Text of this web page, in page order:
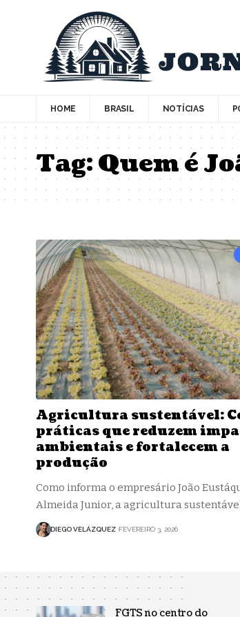
HOME BRASIL NOTÍCIAS
Tag:Quem é
Agricultura sustentável:
práticas que reduzem
ambientais e fortalecem a
produção
Como informa o empresário João
Almeida Junior, a agricultura
DIEGO VELÁZQUEZ FEVEREIRO 3, 2026
FGTS no centro do